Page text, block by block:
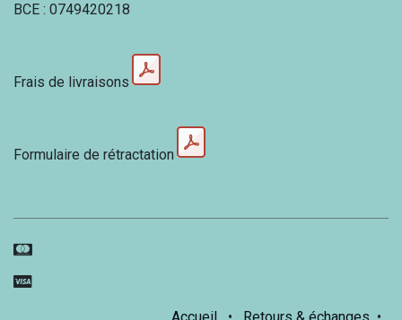
BCE : 0749420218
Frais de livraisons
Formulaire de rétractation